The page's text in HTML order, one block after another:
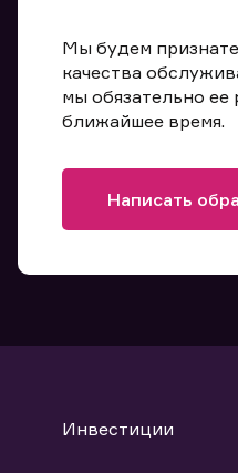
Мы будем
качества
мы обязательно
ближайшее время.
Написать
Инвестиции